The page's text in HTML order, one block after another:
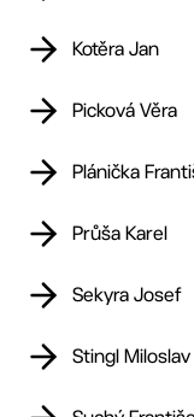
Kotěra Jan
Picková Věra
Plánička
Průša Karel
Sekyra Josef
Stingl Miloslav